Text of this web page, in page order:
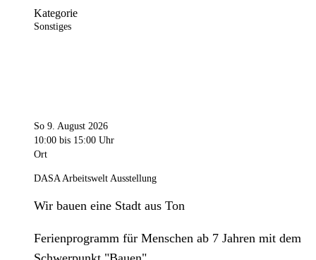
Kategorie
Sonstiges
So 9. August 2026
10:00 bis 15:00 Uhr
Ort
DASA Arbeitswelt Ausstellung
Wir bauen eine Stadt aus Ton
Ferienprogramm für Menschen ab 7 Jahren mit dem